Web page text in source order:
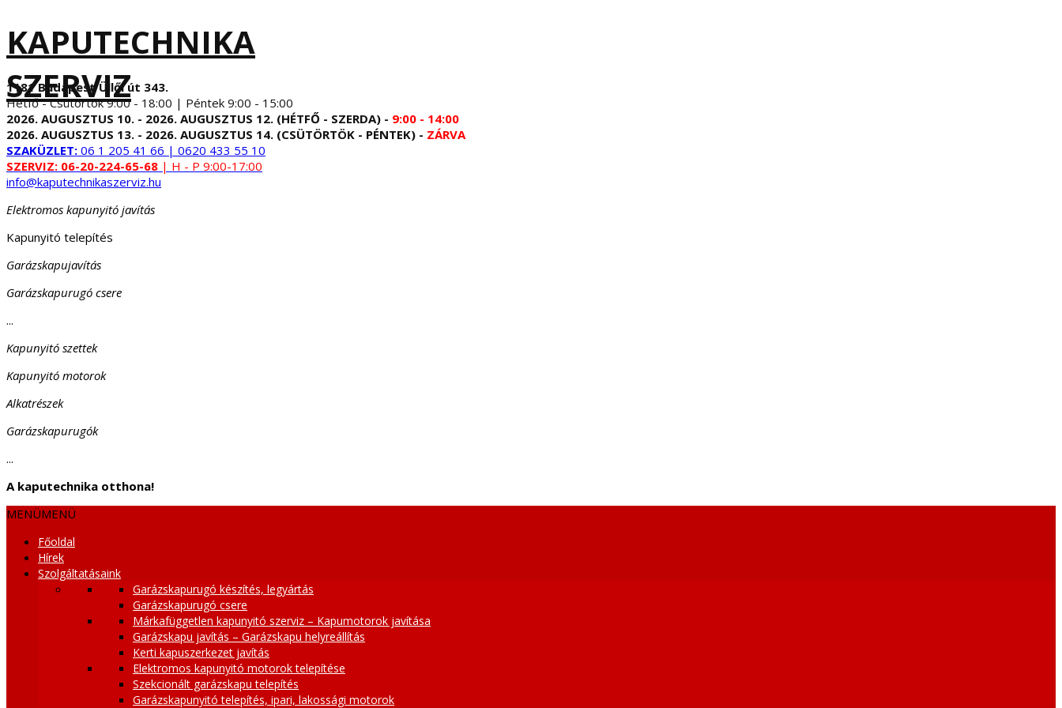
KAPUTECHNIKA
SZERVIZ
1181 Budapest Üllői út 343.
Hétfő - Csütörtök 9:00 - 18:00 | Péntek 9:00 - 15:00
2026. AUGUSZTUS 10. - 2026. AUGUSZTUS 12. (HÉTFŐ - SZERDA) - 9:00 - 14:00
2026. AUGUSZTUS 13. - 2026. AUGUSZTUS 14. (CSÜTÖRTÖK - PÉNTEK) - ZÁRVA
SZAKÜZLET: 06 1 205 41 66 | 0620 433 55 10
SZERVIZ: 06-20-224-65-68 | H - P 9:00-17:00
info@kaputechnikaszerviz.hu
Elektromos kapunyitó javítás
Kapunyitó telepítés
Garázskapujavítás
Garázskapurugó csere
...
Kapunyitó szettek
Kapunyitó motorok
Alkatrészek
Garázskapurugók
...
A kaputechnika otthona!
MENÜMENÜ
Főoldal
Hírek
Szolgáltatásaink
Garázskapurugó készítés, legyártás
Garázskapurugó csere
Márkafüggetlen kapunyitó szerviz – Kapumotorok javítása
Garázskapu javítás – Garázskapu helyreállítás
Kerti kapuszerkezet javítás
Elektromos kapunyitó motorok telepítése
Szekcionált garázskapu telepítés
Garázskapunyitó telepítés, ipari, lakossági motorok